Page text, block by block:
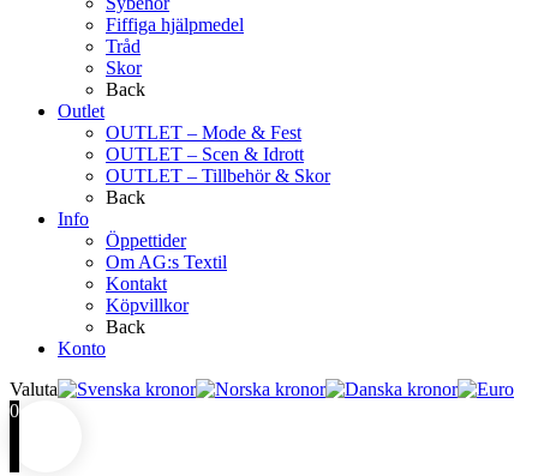
Fiffiga hjälpmedel
Tråd
Skor
Back
Outlet
OUTLET – Mode & Fest
OUTLET – Scen & Idrott
OUTLET – Tillbehör & Skor
Back
Info
Öppettider
Om AG:s Textil
Kontakt
Köpvillkor
Back
Konto
Valuta
0